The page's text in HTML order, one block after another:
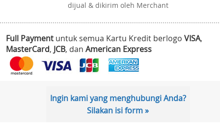
dijual & dikirim oleh Merchant
Full Payment untuk semua Kartu Kredit berlogo VISA,
MasterCard, JCB, dan American Express
Ingin kami yang menghubungi Anda?
Silakan isi form »